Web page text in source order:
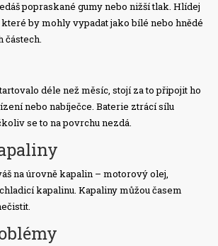
popraskané gumy nebo nižší tlak. Hlídej
by mohly vypadat jako bílé nebo hnědé
částech.
déle než měsíc, stojí za to připojit ho
nebo nabíječce. Baterie ztrácí sílu
se to na povrchu nezdá.
na úrovně kapalin – motorový olej,
kapalinu. Kapaliny můžou časem